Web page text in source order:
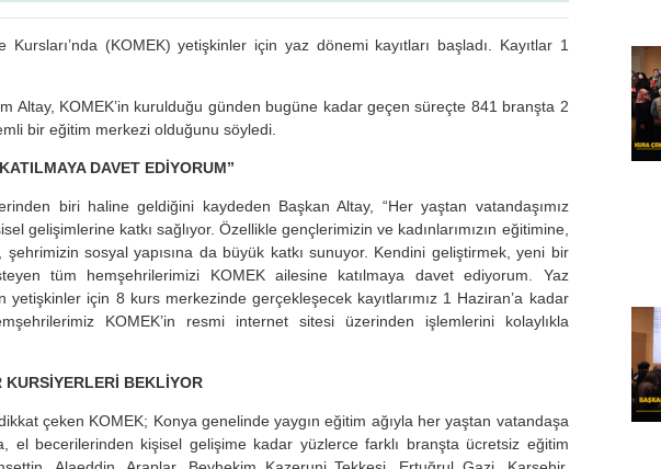
(KOMEK) yetişkinler için yaz dönemi kayıtları başladı. Kayıtlar 1
Altay, KOMEK’in kurulduğu günden bugüne kadar geçen süreçte 841 branşta 2
bir eğitim merkezi olduğunu söyledi.
DAVET EDİYORUM”
biri haline geldiğini kaydeden Başkan Altay, “Her yaştan vatandaşımız
gelişimlerine katkı sağlıyor. Özellikle gençlerimizin ve kadınlarımızın eğitimine,
sosyal yapısına da büyük katkı sunuyor. Kendini geliştirmek, yeni bir
tüm hemşehrilerimizi KOMEK ailesine katılmaya davet ediyorum. Yaz
için 8 kurs merkezinde gerçekleşecek kayıtlarımız 1 Haziran’a kadar
KOMEK’in resmi internet sitesi üzerinden işlemlerini kolaylıkla
KURSİYERLERİ BEKLİYOR
çeken KOMEK; Konya genelinde yaygın eğitim ağıyla her yaştan vatandaşa
el becerilerinden kişisel gelişime kadar yüzlerce farklı branşta ücretsiz eğitim